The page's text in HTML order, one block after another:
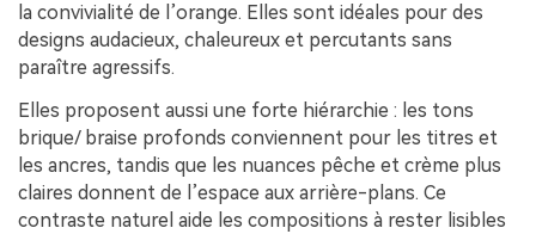
la convivialité de l’orange. Elles sont idéales pour des
designs audacieux, chaleureux et percutants sans
paraître agressifs.
Elles proposent aussi une forte hiérarchie : les tons
brique/ braise profonds conviennent pour les titres et
les ancres, tandis que les nuances pêche et crème plus
claires donnent de l’espace aux arrière-plans. Ce
contraste naturel aide les compositions à rester lisibles